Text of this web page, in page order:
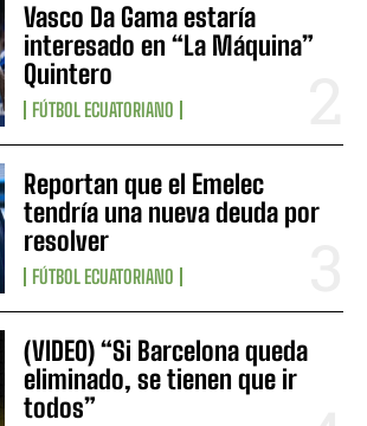
Vasco Da Gama estaría
interesado en “La Máquina”
Quintero
FÚTBOL ECUATORIANO
Reportan que el Emelec
tendría una nueva deuda por
resolver
FÚTBOL ECUATORIANO
(VIDEO) “Si Barcelona queda
eliminado, se tienen que ir
todos”